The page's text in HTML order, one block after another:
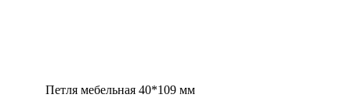
Петля мебельная 40*109 мм